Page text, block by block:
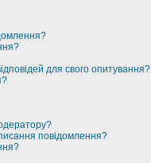
для свого опитування?
повідомлення?